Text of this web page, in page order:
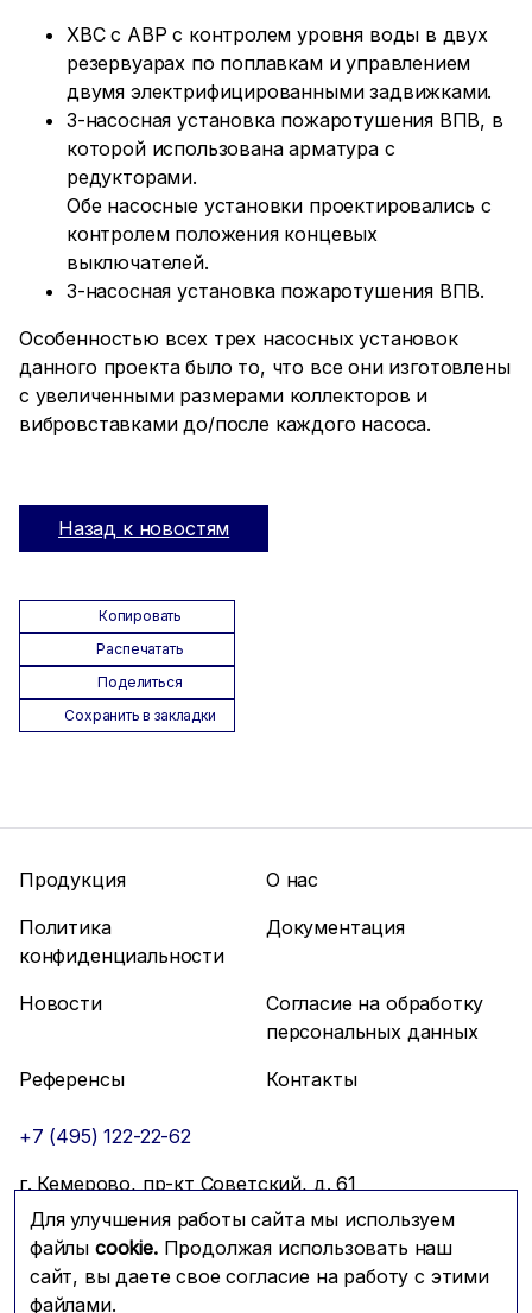
ХВС с АВР с контролем уровня воды в двух
резервуарах по поплавкам и управлением
двумя электрифицированными задвижками.
3-насосная установка пожаротушения ВПВ, в
которой использована арматура с
редукторами.
Обе насосные установки проектировались с
контролем положения концевых
выключателей.
3-насосная установка пожаротушения ВПВ.
Особенностью всех трех насосных установок
данного проекта было то, что все они изготовлены
с увеличенными размерами коллекторов и
вибровставками до/после каждого насоса.
Назад к новостям
Копировать
Распечатать
Поделиться
Сохранить в закладки
Для улучшения работы сайта мы используем
файлы cookie.Продолжая использовать наш
сайт, вы даете свое согласие на работу с этими
файлами.
Продукция
О нас
Политика
конфиденциальности
Документация
Новости
Согласие на обработку
персональных данных
Референсы
Контакты
+7 (495) 122-22-62
г. Кемерово, пр-кт Советский, д. 61
info@mfmc.ru
Связаться с нами